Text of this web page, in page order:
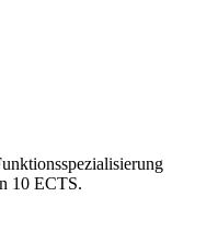
10 ECTS.